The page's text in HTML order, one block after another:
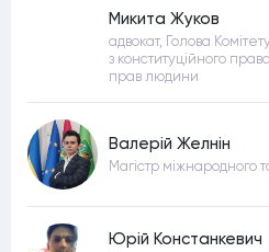
Микита Жуков
адвокат, Голова
з конституційного
прав людини
Валерій Желнін
Магістр міжнародного
Юрій Констанкевич